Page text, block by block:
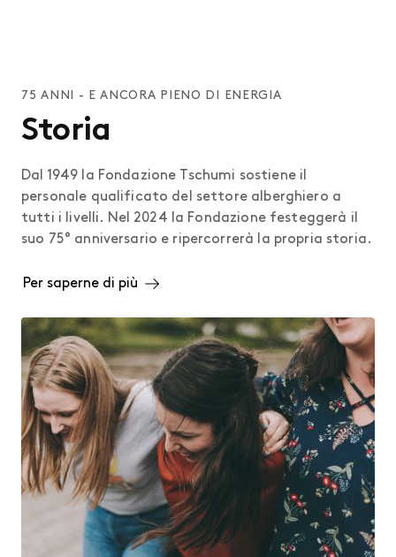
75 ANNI - E ANCORA PIENO DI ENERGIA
Storia
Dal 1949 la Fondazione Tschumi sostiene il
personale qualificato del settore alberghiero a
tutti i livelli. Nel 2024 la Fondazione festeggerà il
suo 75° anniversario e ripercorrerà la propria storia.
Per saperne di più